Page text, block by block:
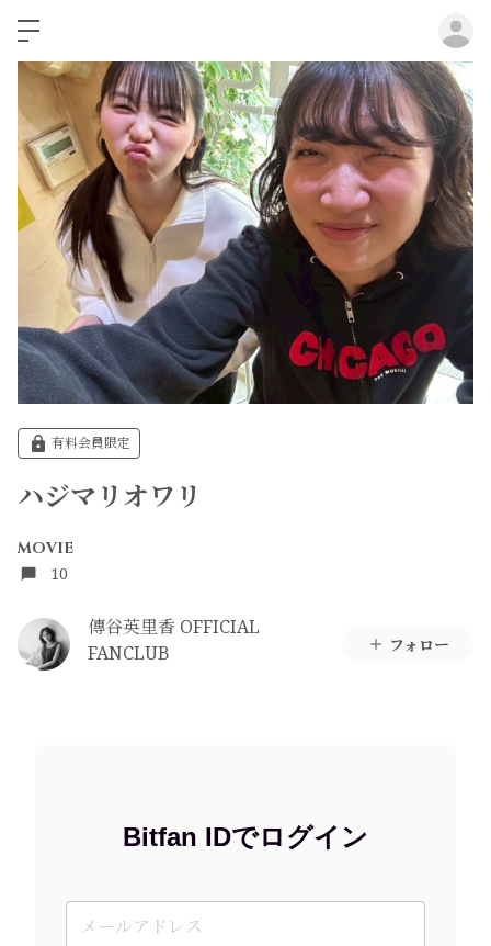
有料会員限定
ハジマリオワリ
MOVIE
10
傳谷英里香 OFFICIAL
FANCLUB
フォロー
Bitfan IDでログイン